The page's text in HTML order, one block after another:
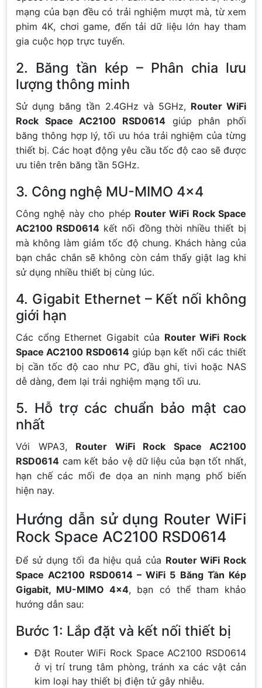
mạng của bạn đều có trải nghiệm mượt mà, từ xem
phim 4K, chơi game, đến tải dữ liệu lớn hay tham
gia cuộc họp trực tuyến.
2. Băng tần kép – Phân chia lưu
lượng thông minh
Sử dụng băng tần 2.4GHz và 5GHz, Router WiFi
Rock Space AC2100 RSD0614 giúp phân phối
băng thông hợp lý, tối ưu hóa trải nghiệm của từng
thiết bị. Các hoạt động yêu cầu tốc độ cao sẽ được
ưu tiên trên băng tần 5GHz.
3. Công nghệ MU-MIMO 4×4
Công nghệ này cho phép Router WiFi Rock Space
AC2100 RSD0614kết nối đồng thời nhiều thiết bị
mà không làm giảm tốc độ chung. Khách hàng của
bạn chắc chắn sẽ không còn cảm thấy giật lag khi
sử dụng nhiều thiết bị cùng lúc.
4. Gigabit Ethernet – Kết nối không
giới hạn
Các cổng Ethernet Gigabit của Router WiFi Rock
Space AC2100 RSD0614giúp bạn kết nối các thiết
bị cần tốc độ cao như PC, đầu ghi, tivi hoặc NAS
dễ dàng, đem lại trải nghiệm mạng tối ưu.
5. Hỗ trợ các chuẩn bảo mật cao
nhất
Với WPA3, Router WiFi Rock Space AC2100
RSD0614 cam kết bảo vệ dữ liệu của bạn tốt nhất,
hạn chế các mối đe dọa an ninh mạng phổ biến
hiện nay.
Hướng dẫn sử dụng Router WiFi
Rock Space AC2100 RSD0614
Để sử dụng tối đa hiệu quả của Router WiFi Rock
Space AC2100 RSD0614 – WiFi 5 Băng Tần Kép
Gigabit, MU-MIMO 4×4, bạn có thể tham khảo
hướng dẫn sau:
Bước 1: Lắp đặt và kết nối thiết bị
Đặt Router WiFi Rock Space AC2100 RSD0614
ở vị trí trung tâm phòng, tránh xa các vật cản
kim loại hay thiết bị điện tử gây nhiễu.